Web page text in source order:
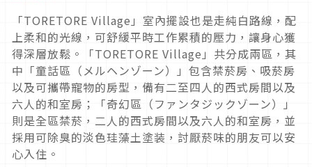
「TORETORE Village」室內擺設也是走純白路線，配
上柔和的光線，可舒緩平時工作累積的壓力，讓身心獲
得深層放鬆。「TORETORE Village」共分成兩區，其
中「童話區（メルヘンゾーン）」包含禁菸房、吸菸房
以及可攜帶寵物的房型，備有二至四人的西式房間以及
六人的和室房；「奇幻區（ファンタジックゾーン）」
則是全區禁菸，二人的西式房間以及六人的和室房，並
採用可除臭的淡色珪藻土塗装，討厭菸味的朋友可以安
心入住。